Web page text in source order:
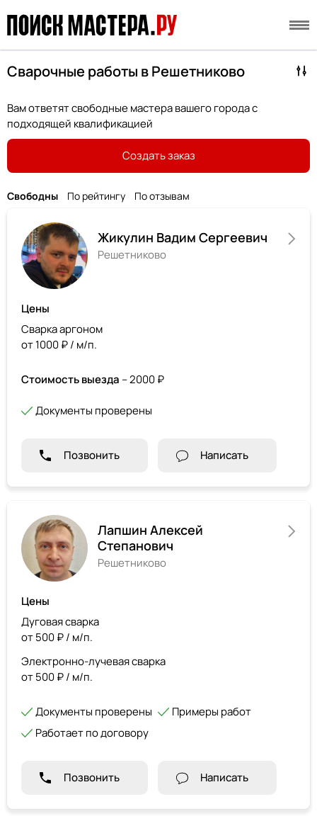
Сварочные работы в Решетниково
Вам ответят свободные мастера вашего города с
подходящей квалификацией
Создать заказ
Свободны По рейтингу По отзывам
Жикулин Вадим Сергеевич
Решетниково
Цены
Сварка аргоном
от 1000 ₽ / м/п.
Стоимость выезда – 2000 ₽
Документы проверены
Позвонить Написать
Лапшин Алексей
Степанович
Решетниково
Цены
Дуговая сварка
от 500 ₽ / м/п.
Электронно-лучевая сварка
от 500 ₽ / м/п.
Документы проверены
Примеры работ
Работает по договору
Позвонить Написать